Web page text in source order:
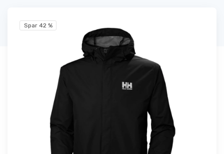
Spar 42 %